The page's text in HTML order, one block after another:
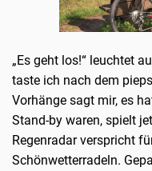
„Es geht los!“ leuchtet
taste ich nach dem
Vorhänge sagt mir, es
Stand-by waren, spielt
Regenradar verspricht
Schönwetterradeln.